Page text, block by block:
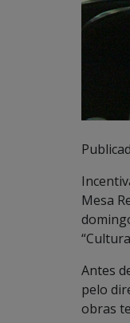
Mesa
Antes
pelo
obras